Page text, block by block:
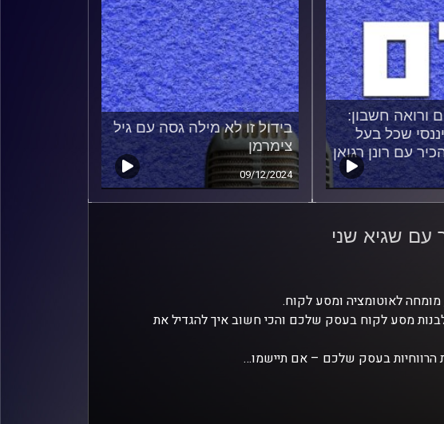
ורואה חשבון:
שכל בעל
עם רונן רגואן
בידול זו לא מילה גסה עם גיל
צימרמן
09/12/2024
עם שגיא שני
מסע לקוח בעסק שלכם והכי חשוב איך להגדיל את
הרווחיות בעסק שלכם – אם תיישמו…